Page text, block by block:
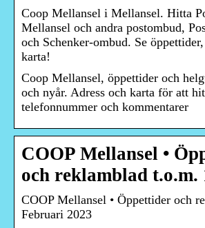
Coop Mellansel i Mellansel. Hitta
Mellansel och andra postombud,
och Schenker-ombud. Se
karta!
Coop Mellansel, öppettider och
och nyår. Adress och karta för att
telefonnummer och kommentarer
COOP Mellansel •
och reklamblad t.o.m.
COOP Mellansel • Öppettider och
Februari 2023